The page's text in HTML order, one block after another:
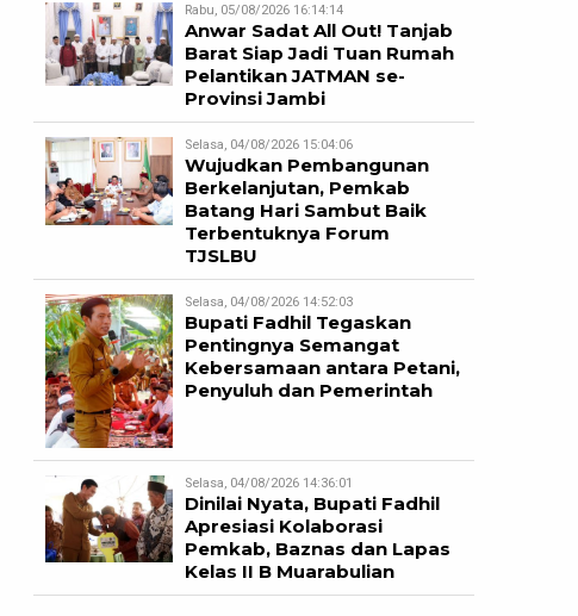
Rabu, 05/08/2026 16:14:14
Anwar Sadat All Out! Tanjab
Barat Siap Jadi Tuan Rumah
Pelantikan JATMAN se-
Provinsi Jambi
Selasa, 04/08/2026 15:04:06
Wujudkan Pembangunan
Berkelanjutan, Pemkab
Batang Hari Sambut Baik
Terbentuknya Forum
TJSLBU
Selasa, 04/08/2026 14:52:03
Bupati Fadhil Tegaskan
Pentingnya Semangat
Kebersamaan antara Petani,
Penyuluh dan Pemerintah
Selasa, 04/08/2026 14:36:01
Dinilai Nyata, Bupati Fadhil
Apresiasi Kolaborasi
Pemkab, Baznas dan Lapas
Kelas II B Muarabulian